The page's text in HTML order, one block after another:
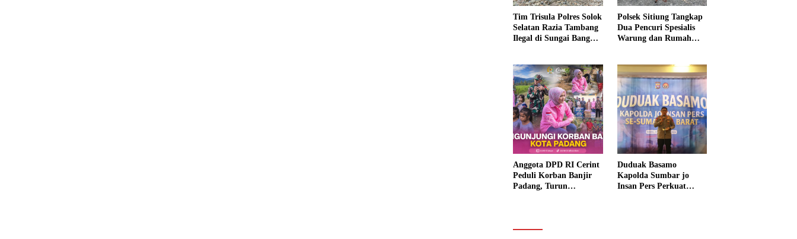
Tim Trisula Polres Solok
Selatan Razia Tambang
Ilegal di Sungai Bangko,
Polsek Sitiung Tangkap
Dua Pencuri Spesialis
Warung dan Rumah
Anggota DPD RI Cerint
Peduli Korban Banjir
Padang, Turun
Duduak Basamo
Kapolda Sumbar jo
Insan Pers Perkuat